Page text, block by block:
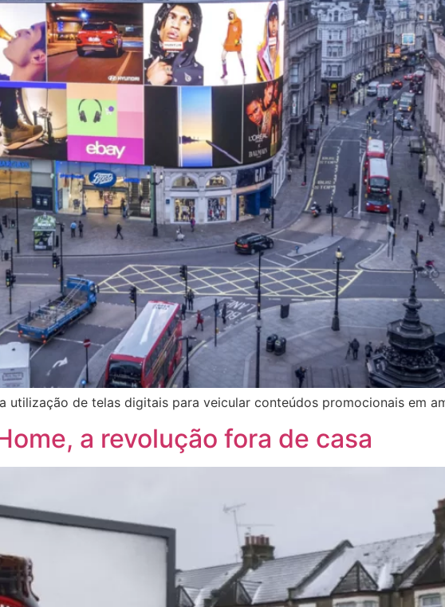
de telas digitais para veicular conteúdos promocionais em
a revolução fora de casa